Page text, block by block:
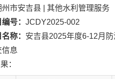
州市安吉县 | 其他水利管理服务
号： JCDY2025-002
称： 安吉县2025年度6-12月
信息
：